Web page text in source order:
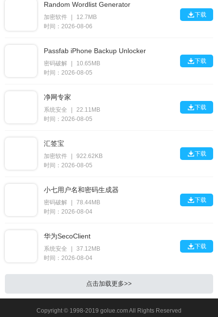
Random Wordlist Generator
加密软件
12.7MB
时间：2026-08-06
下载
Passfab iPhone Backup Unlocker
密码破解
10.65MB
时间：2026-08-05
下载
净网专家
系统安全
22.11MB
时间：2026-08-05
下载
汇签宝
加密软件
922.62KB
时间：2026-08-05
下载
小七用户名和密码生成器
密码破解
78.44MB
时间：2026-08-04
下载
华为SecoClient
系统安全
37.12MB
时间：2026-08-04
下载
点击加载更多>>
Copyright © 1998-2019 golue.com All Rights Reserved